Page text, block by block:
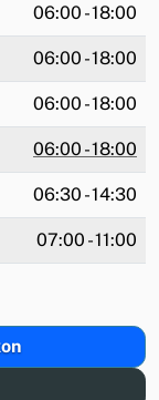
06:00 - 18:00
06:00 - 18:00
06:00 - 18:00
06:00 - 18:00
06:30 - 14:30
07:00 - 11:00